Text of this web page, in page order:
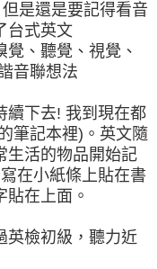
是還是要記得看音
台式英文
、聽覺、視覺、
音聯想法
續下去! 我到現在都
筆記本裡)。英文隨
生活的物品開始記
在小紙條上貼在書
在上面。
英檢初級，聽力近